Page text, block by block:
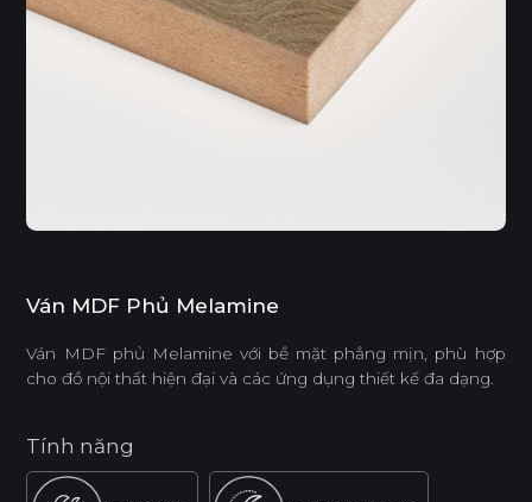
Ván MDF Phủ Melamine
Ván MDF phủ Melamine với bề mặt phẳng mịn, phù hợp
cho đồ nội thất hiện đại và các ứng dụng thiết kế đa dạng.
Tính năng